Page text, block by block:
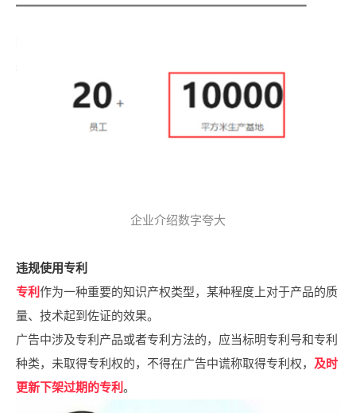
企业介绍数字夸大
违规使用专利
专利 作为一种重要的知识产权类型，某种程度上对于产品的质
量、技术起到佐证的效果。
广告中涉及专利产品或者专利方法的，应当标明专利号和专利
种类，未取得专利权的，不得在广告中谎称取得专利权， 及时
更新下架过期的专利 。